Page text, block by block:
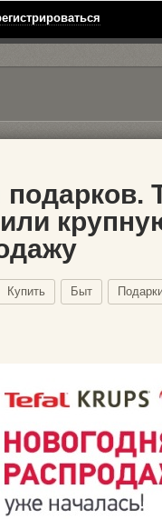
Купить Быт